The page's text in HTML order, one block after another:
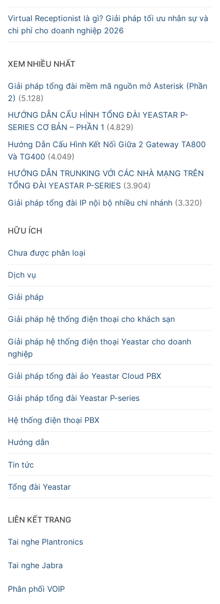
Virtual Receptionist là gì? Giải pháp tối ưu nhân sự và
chi phí cho doanh nghiệp 2026
XEM NHIỀU NHẤT
Giải pháp tổng đài mềm mã nguồn mở Asterisk (Phần
2) (5.128)
HƯỚNG DẪN CẤU HÌNH TỔNG ĐÀI YEASTAR P-
SERIES CƠ BẢN – PHẦN 1 (4.829)
Hướng Dẫn Cấu Hình Kết Nối Giữa 2 Gateway TA800
Và TG400 (4.049)
HƯỚNG DẪN TRUNKING VỚI CÁC NHÀ MẠNG TRÊN
TỔNG ĐÀI YEASTAR P-SERIES (3.904)
Giải pháp tổng đài IP nội bộ nhiều chi nhánh (3.320)
HỮU ÍCH
Chưa được phân loại
Dịch vụ
Giải pháp
Giải pháp hệ thống điện thoại cho khách sạn
Giải pháp hệ thống điện thoại Yeastar cho doanh
nghiệp
Giải pháp tổng đài ảo Yeastar Cloud PBX
Giải pháp tổng đài Yeastar P-series
Hệ thống điện thoại PBX
Hướng dẫn
Tin tức
Tổng đài Yeastar
LIÊN KẾT TRANG
Tai nghe Plantronics
Tai nghe Jabra
Phân phối VOIP